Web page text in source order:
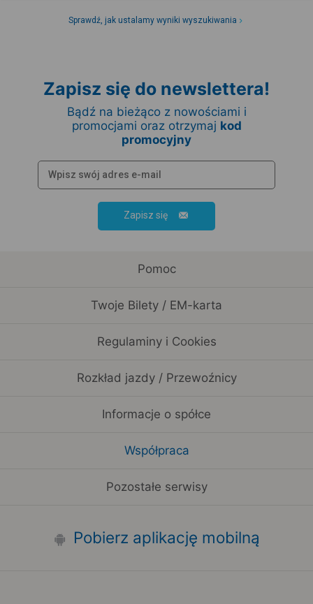
Sprawdź, jak ustalamy wyniki wyszukiwania
Zapisz się do newslettera!
Bądź na bieżąco z nowościami i
promocjami oraz otrzymaj kod
promocyjny
Zapisz się
Pomoc
Twoje Bilety / EM-karta
Regulaminy i Cookies
Rozkład jazdy / Przewoźnicy
Informacje o spółce
Współpraca
Pozostałe serwisy
Pobierz aplikację mobilną